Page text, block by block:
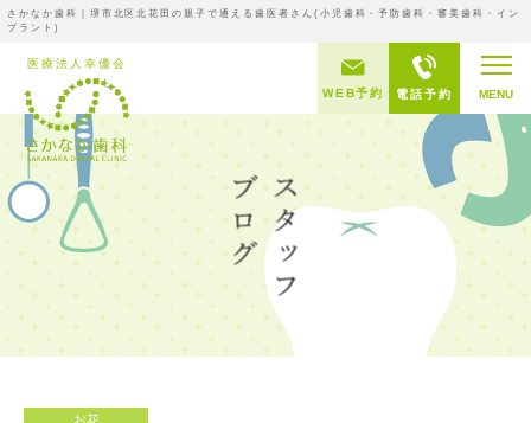
さかなか歯科｜堺市北区北花田の親子で通える歯医者さん(小児歯科・予防歯科・審美歯科・イン
プラント)
MENU
電話予約
WEB予約
お花